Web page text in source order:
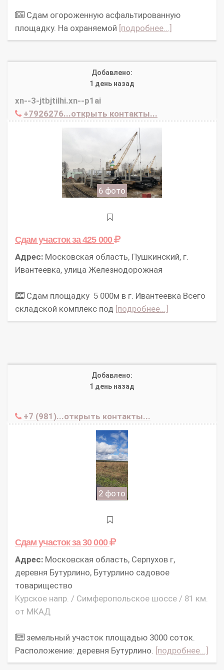
Сдам огороженную асфальтированную
площадку. На охраняемой [подробнее...]
Добавлено:
1 день назад
xn--3-jtbjtilhi.xn--p1ai
+7926276...открыть контакты...
6 фото
Сдам участокза 425 000
Адрес: Московская область, Пушкинский, г.
Ивантеевка, улица Железнодорожная
Сдам площадку 5 000м в г. Ивантеевка Всего
склaдскoй кoмплекс под [подробнее...]
Добавлено:
1 день назад
+7 (981)...открыть контакты...
2 фото
Сдам участокза 30 000
Адрес: Московская область, Серпухов г,
деревня Бутурлино, Бутурлино садовое
товарищество
Курское напр. / Симферопольское шоссе / 81 км.
от МКАД
земельный участок площадью 3000 соток.
Расположение: деревня Бутурлино. [подробнее...]